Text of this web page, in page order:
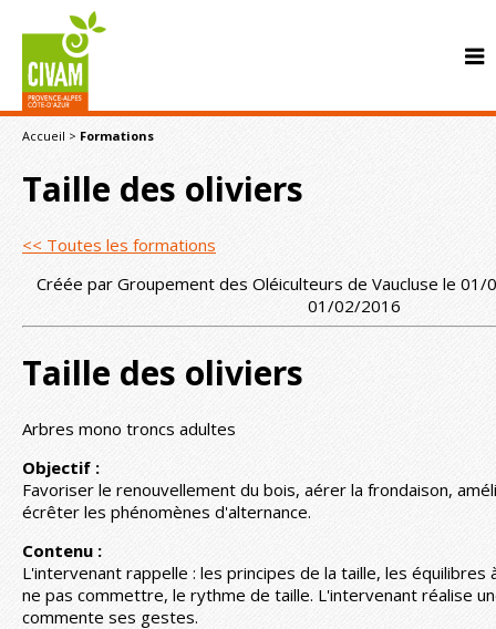
CONTACT
Accueil > Formations
Taille des oliviers
<< Toutes les formations
Créée par Groupement des Oléiculteurs de Vaucluse le
01/02/2016
Taille des oliviers
Arbres mono troncs adultes
Objectif :
Favoriser le renouvellement du bois, aérer la frondaison,
écrêter les phénomènes d'alternance.
Contenu :
L'intervenant rappelle : les principes de la taille, les
ne pas commettre, le rythme de taille. L'intervenant réalise
commente ses gestes.